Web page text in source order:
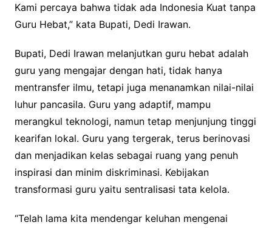
Kami percaya bahwa tidak ada Indonesia Kuat tanpa
Guru Hebat,” kata Bupati, Dedi Irawan.
Bupati, Dedi Irawan melanjutkan guru hebat adalah
guru yang mengajar dengan hati, tidak hanya
mentransfer ilmu, tetapi juga menanamkan nilai-nilai
luhur pancasila. Guru yang adaptif, mampu
merangkul teknologi, namun tetap menjunjung tinggi
kearifan lokal. Guru yang tergerak, terus berinovasi
dan menjadikan kelas sebagai ruang yang penuh
inspirasi dan minim diskriminasi. Kebijakan
transformasi guru yaitu sentralisasi tata kelola.
“Telah lama kita mendengar keluhan mengenai